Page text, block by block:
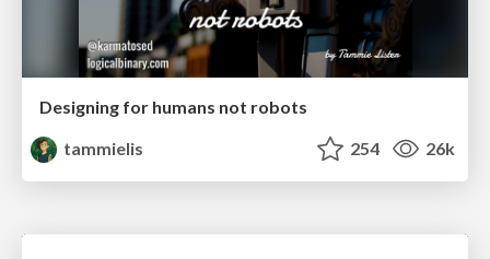
Designing for humans not robots
tammielis
254 26k